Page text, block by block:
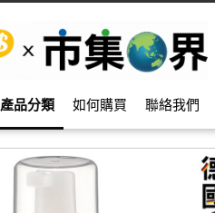
產品分類 如何購買 聯絡我們